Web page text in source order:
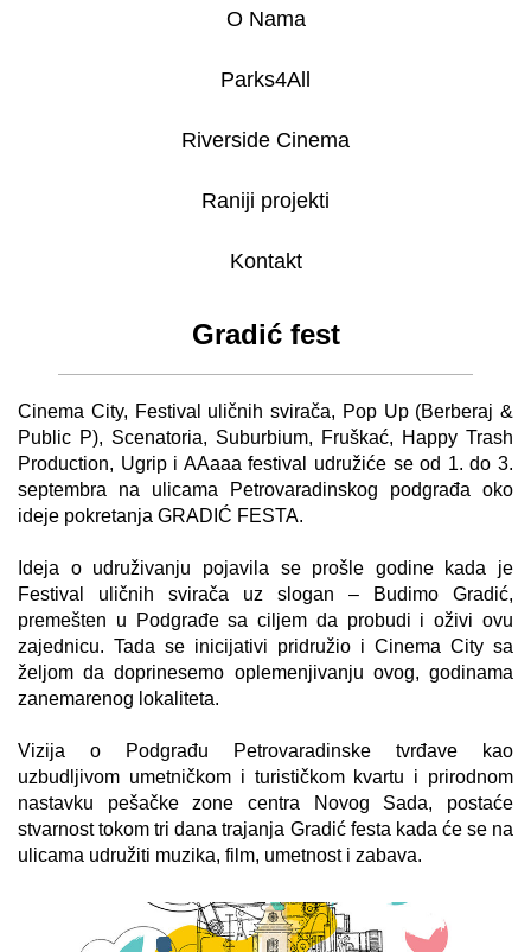
O Nama
Parks4All
Riverside Cinema
Raniji projekti
Kontakt
Gradić fest
Cinema City, Festival uličnih svirača, Pop Up (Berberaj &
Public P), Scenatoria, Suburbium, Fruškać, Happy Trash
Production, Ugrip i AAaaa festival udružiće se od 1. do 3.
septembra na ulicama Petrovaradinskog podgrađa oko
ideje pokretanja GRADIĆ FESTA.
Ideja o udruživanju pojavila se prošle godine kada je
Festival uličnih svirača uz slogan – Budimo Gradić,
premešten u Podgrađe sa ciljem da probudi i oživi ovu
zajednicu. Tada se inicijativi pridružio i Cinema City sa
željom da doprinesemo oplemenjivanju ovog, godinama
zanemarenog lokaliteta.
Vizija o Podgrađu Petrovaradinske tvrđave kao
uzbudljivom umetničkom i turističkom kvartu i prirodnom
nastavku pešačke zone centra Novog Sada, postaće
stvarnost tokom tri dana trajanja Gradić festa kada će se na
ulicama udružiti muzika, film, umetnost i zabava.